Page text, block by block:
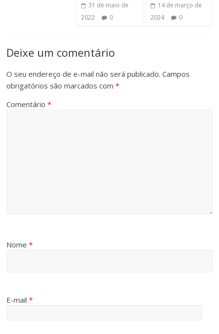
31 de maio de
2022
0
14 de março de
2024
0
Deixe um comentário
O seu endereço de e-mail não será publicado. Campos
obrigatórios são marcados com*
Comentário*
Nome*
E-mail*